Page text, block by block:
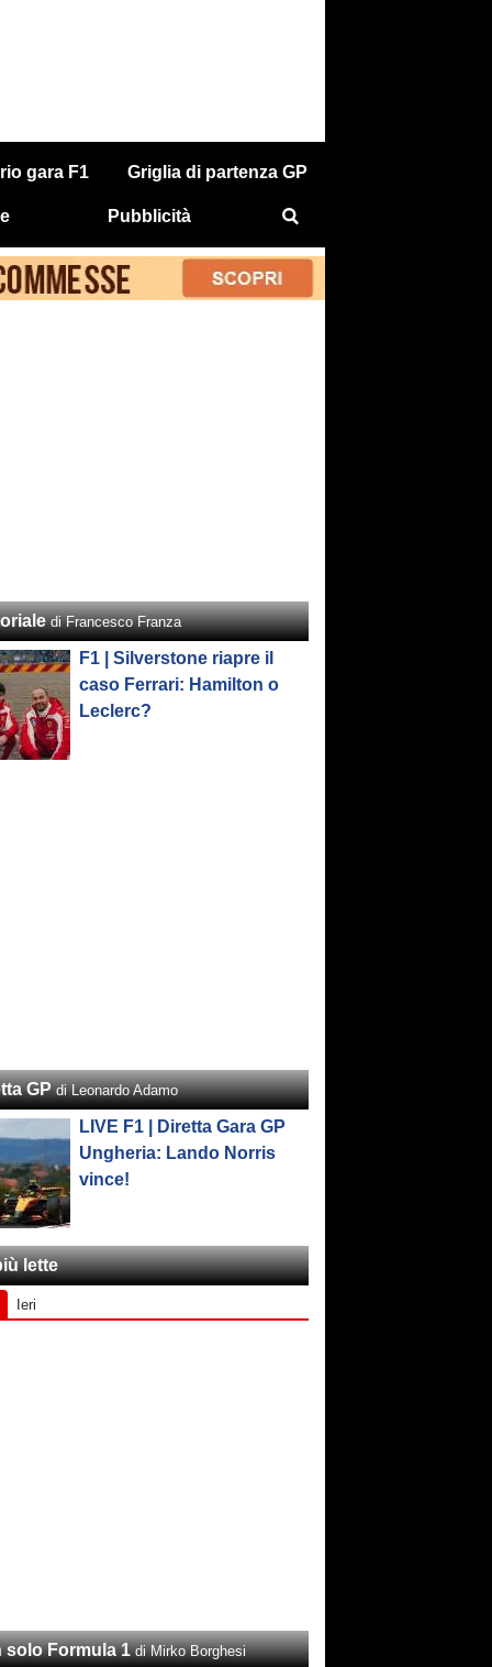
gara F1 Griglia di partenza GP
Pubblicità
di Francesco Franza
F1 | Silverstone riapre il
caso Ferrari: Hamilton o
Leclerc?
GP di Leonardo Adamo
LIVE F1 | Diretta Gara GP
Ungheria: Lando Norris
vince!
lette
Ieri
solo Formula 1 di Mirko Borghesi